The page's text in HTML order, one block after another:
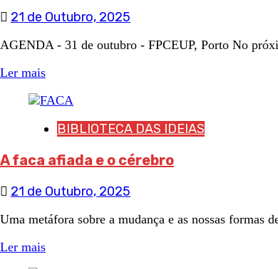
21 de Outubro, 2025
AGENDA - 31 de outubro - FPCEUP, Porto No
Ler mais
BIBLIOTECA DAS IDEIAS
A faca afiada e o cérebro
21 de Outubro, 2025
Uma metáfora sobre a mudança e as nossas
Ler mais